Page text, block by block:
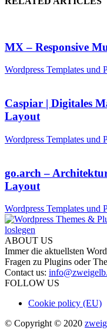
MX – Responsive
Wordpress Templates und
Caspiar | Digitales
Layout
Wordpress Templates und
go.arch –
Layout
Wordpress Templates und
ABOUT US
Immer die aktuellsten
Fragen zu Plugins oder
Contact us:
FOLLOW US
Cookie policy (EU)
© Copyright © 2020